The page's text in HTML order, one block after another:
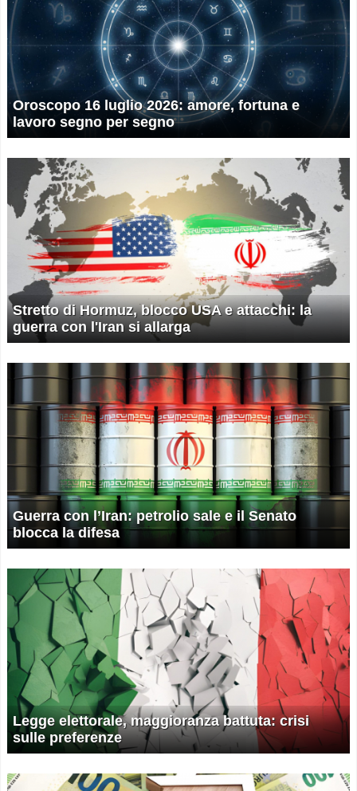
Oroscopo 16 luglio 2026: amore, fortuna e
lavoro segno per segno
Stretto di Hormuz, blocco USA e attacchi: la
guerra con l'Iran si allarga
Guerra con l’Iran: petrolio sale e il Senato
blocca la difesa
Legge elettorale, maggioranza battuta: crisi
sulle preferenze